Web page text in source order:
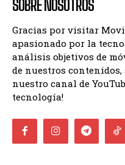
SOBRE NOSOTROS
Gracias por visitar
apasionado por la
análisis objetivos de
de nuestros contenidos,
nuestro canal de
tecnología!